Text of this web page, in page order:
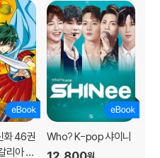
더 다양하고 재미있는 어린이 만
마법서〉 〈셜록 홈스, 범인을 찾
대 연구교수와 정암학당 연구원
와 인간을 탐구한 서사시 오뒷세
화 46권
리아 전
Who? K-pop 샤이니